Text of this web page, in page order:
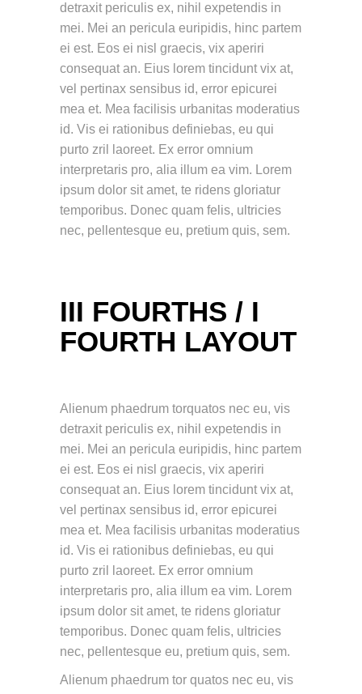
detraxit periculis ex, nihil expetendis in
mei. Mei an pericula euripidis, hinc partem
ei est. Eos ei nisl graecis, vix aperiri
consequat an. Eius lorem tincidunt vix at,
vel pertinax sensibus id, error epicurei
mea et. Mea facilisis urbanitas moderatius
id. Vis ei rationibus definiebas, eu qui
purto zril laoreet. Ex error omnium
interpretaris pro, alia illum ea vim. Lorem
ipsum dolor sit amet, te ridens gloriatur
temporibus. Donec quam felis, ultricies
nec, pellentesque eu, pretium quis, sem.
III FOURTHS / I
FOURTH LAYOUT
Alienum phaedrum torquatos nec eu, vis
detraxit periculis ex, nihil expetendis in
mei. Mei an pericula euripidis, hinc partem
ei est. Eos ei nisl graecis, vix aperiri
consequat an. Eius lorem tincidunt vix at,
vel pertinax sensibus id, error epicurei
mea et. Mea facilisis urbanitas moderatius
id. Vis ei rationibus definiebas, eu qui
purto zril laoreet. Ex error omnium
interpretaris pro, alia illum ea vim. Lorem
ipsum dolor sit amet, te ridens gloriatur
temporibus. Donec quam felis, ultricies
nec, pellentesque eu, pretium quis, sem.
Alienum phaedrum tor quatos nec eu, vis